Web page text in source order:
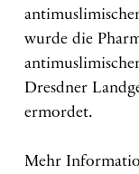
wurde die
Dresdner
ermordet.
Mehr